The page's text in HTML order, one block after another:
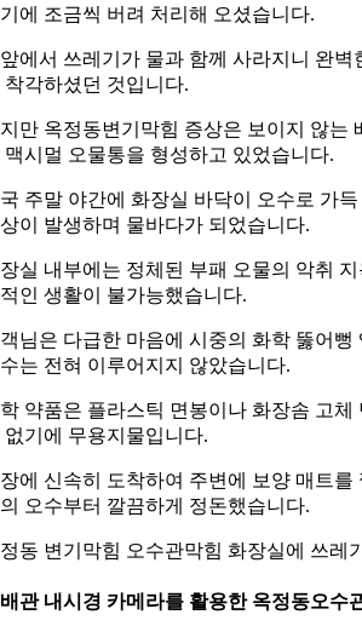
에 조금씩 버려 처리해 오셨습니다.
에서 쓰레기가 물과 함께 사라지니 완벽
착각하셨던 것입니다.
만 옥정동변기막힘 증상은 보이지 않는
맥시멀 오물통을 형성하고 있었습니다.
주말 야간에 화장실 바닥이 오수로 가
이 발생하며 물바다가 되었습니다.
실 내부에는 정체된 부패 오물의 악취
인 생활이 불가능했습니다.
님은 다급한 마음에 시중의 화학 뚫어뻥
는 전혀 이루어지지 않았습니다.
약품은 플라스틱 면봉이나 화장솜 고체
없기에 무용지물입니다.
에 신속히 도착하여 주변에 보양 매트를
오수부터 깔끔하게 정돈했습니다.
동 변기막힘 오수관막힘 화장실에 쓰레
관 내시경 카메라를 활용한 옥정동오수